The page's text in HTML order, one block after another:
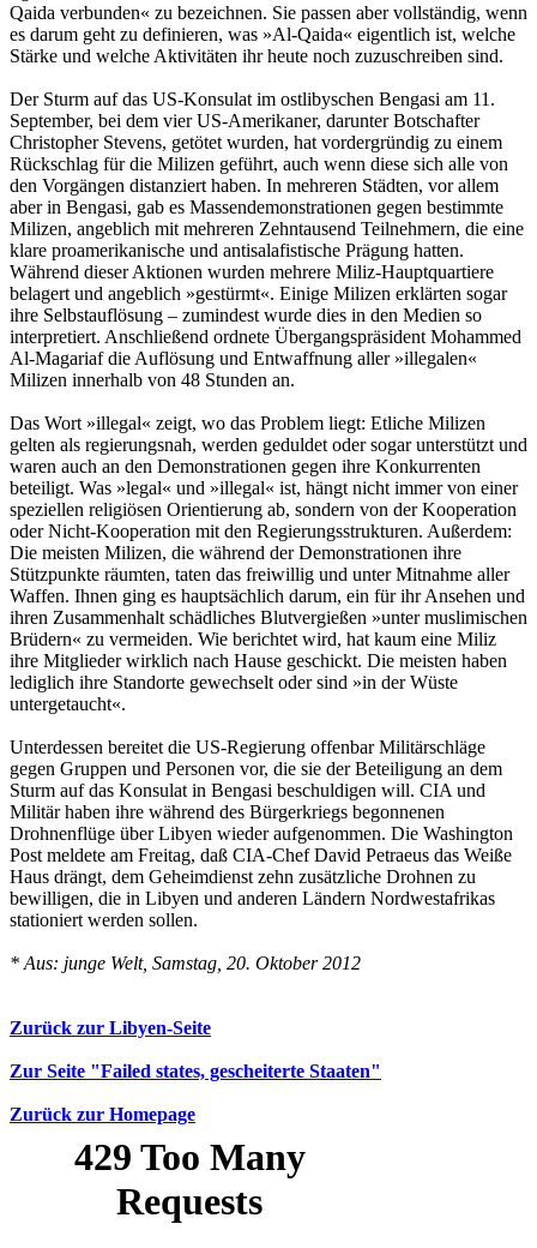
Qaida verbunden« zu bezeichnen. Sie passen aber vollständig, wenn
es darum geht zu definieren, was »Al-Qaida« eigentlich ist, welche
Stärke und welche Aktivitäten ihr heute noch zuzuschreiben sind.
Der Sturm auf das US-Konsulat im ostlibyschen Bengasi am 11.
September, bei dem vier US-Amerikaner, darunter Botschafter
Christopher Stevens, getötet wurden, hat vordergründig zu einem
Rückschlag für die Milizen geführt, auch wenn diese sich alle von
den Vorgängen distanziert haben. In mehreren Städten, vor allem
aber in Bengasi, gab es Massendemonstrationen gegen bestimmte
Milizen, angeblich mit mehreren Zehntausend Teilnehmern, die eine
klare proamerikanische und antisalafistische Prägung hatten.
Während dieser Aktionen wurden mehrere Miliz-Hauptquartiere
belagert und angeblich »gestürmt«. Einige Milizen erklärten sogar
ihre Selbstauflösung – zumindest wurde dies in den Medien so
interpretiert. Anschließend ordnete Übergangspräsident Mohammed
Al-Magariaf die Auflösung und Entwaffnung aller »illegalen«
Milizen innerhalb von 48 Stunden an.
Das Wort »illegal« zeigt, wo das Problem liegt: Etliche Milizen
gelten als regierungsnah, werden geduldet oder sogar unterstützt und
waren auch an den Demonstrationen gegen ihre Konkurrenten
beteiligt. Was »legal« und »illegal« ist, hängt nicht immer von einer
speziellen religiösen Orientierung ab, sondern von der Kooperation
oder Nicht-Kooperation mit den Regierungsstrukturen. Außerdem:
Die meisten Milizen, die während der Demonstrationen ihre
Stützpunkte räumten, taten das freiwillig und unter Mitnahme aller
Waffen. Ihnen ging es hauptsächlich darum, ein für ihr Ansehen und
ihren Zusammenhalt schädliches Blutvergießen »unter muslimischen
Brüdern« zu vermeiden. Wie berichtet wird, hat kaum eine Miliz
ihre Mitglieder wirklich nach Hause geschickt. Die meisten haben
lediglich ihre Standorte gewechselt oder sind »in der Wüste
untergetaucht«.
Unterdessen bereitet die US-Regierung offenbar Militärschläge
gegen Gruppen und Personen vor, die sie der Beteiligung an dem
Sturm auf das Konsulat in Bengasi beschuldigen will. CIA und
Militär haben ihre während des Bürgerkriegs begonnenen
Drohnenflüge über Libyen wieder aufgenommen. Die Washington
Post meldete am Freitag, daß CIA-Chef David Petraeus das Weiße
Haus drängt, dem Geheimdienst zehn zusätzliche Drohnen zu
bewilligen, die in Libyen und anderen Ländern Nordwestafrikas
stationiert werden sollen.
* Aus: junge Welt, Samstag, 20. Oktober 2012
Zurück zur Libyen-Seite
Zur Seite "Failed states, gescheiterte Staaten"
Zurück zur Homepage